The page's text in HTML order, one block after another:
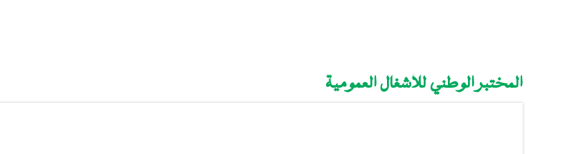
المختبر الوطني للأشغال العمومية